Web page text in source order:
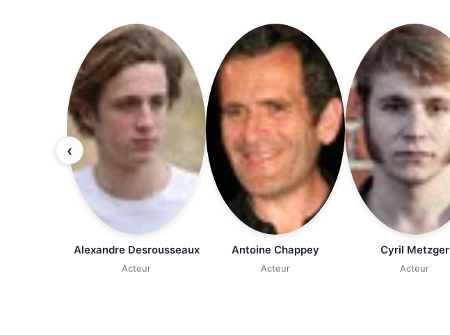
‹
Alexandre Desrousseaux
Acteur
Antoine Chappey
Acteur
Cyril Metzger
Acteur